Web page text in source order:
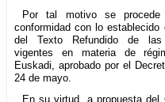
Por tal motivo se
conformidad con lo
del Texto Refundido de las
vigentes en materia de
Euskadi, aprobado por el
24 de mayo.
En su virtud, a propuesta del